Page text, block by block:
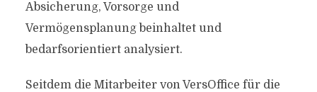
Absicherung, Vorsorge und
Vermögensplanung beinhaltet und
bedarfsorientiert analysiert.
Seitdem die Mitarbeiter von VersOffice für die